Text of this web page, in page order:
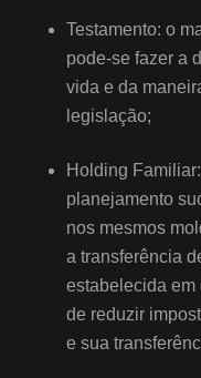
Testamento: o
pode-se fazer a
vida e da
legislação;
Holding
planejamento
nos mesmos
a transferência
estabelecida em
de reduzir
e sua